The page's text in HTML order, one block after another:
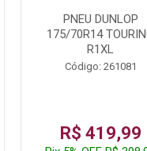
PNEU DUNLOP
175/70R14
R1XL
Código: 261081
R$ 419,99